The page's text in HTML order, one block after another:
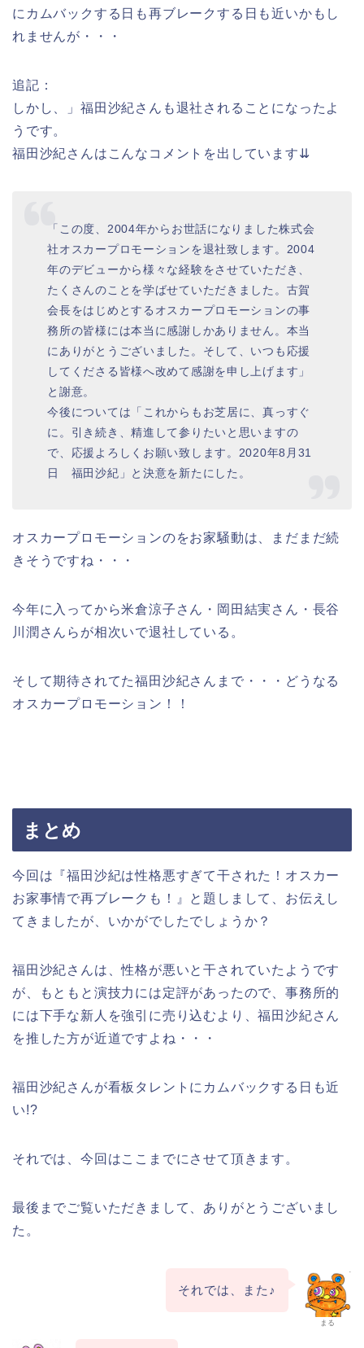
にカムバックする日も再ブレークする日も近いかもし
れませんが・・・
追記：
しかし、」福田沙紀さんも退社されることになったよ
うです。
福田沙紀さんはこんなコメントを出しています⇊
「この度、2004年からお世話になりました株式会
社オスカープロモーションを退社致します。2004
年のデビューから様々な経験をさせていただき、
たくさんのことを学ばせていただきました。古賀
会長をはじめとするオスカープロモーションの事
務所の皆様には本当に感謝しかありません。本当
にありがとうございました。そして、いつも応援
してくださる皆様へ改めて感謝を申し上げます」
と謝意。
今後については「これからもお芝居に、真っすぐ
に。引き続き、精進して参りたいと思いますの
で、応援よろしくお願い致します。2020年8月31
日 福田沙紀」と決意を新たにした。
オスカープロモーションのをお家騒動は、まだまだ続
きそうですね・・・
今年に入ってから米倉涼子さん・岡田結実さん・長谷
川潤さんらが相次いで退社している。
そして期待されてた福田沙紀さんまで・・・どうなる
オスカープロモーション！！
まとめ
今回は『福田沙紀は性格悪すぎて干された！オスカー
お家事情で再ブレークも！』と題しまして、お伝えし
てきましたが、いかがでしたでしょうか？
福田沙紀さんは、性格が悪いと干されていたようです
が、もともと演技力には定評があったので、事務所的
には下手な新人を強引に売り込むより、福田沙紀さん
を推した方が近道ですよね・・・
福田沙紀さんが看板タレントにカムバックする日も近
い!?
それでは、今回はここまでにさせて頂きます。
最後までご覧いただきまして、ありがとうございまし
た。
まる
それでは、また♪